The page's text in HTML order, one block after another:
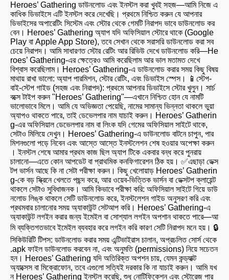
Heroes’ Gathering ডাউনলোড এবং ইনস্টল করা খুবই সহজ—আমি নিজে এ
কাধিক ডিভাইসে এটি ইনস্টল করে দেখেছি। প্রথমে নিশ্চিত করুন যে আপনার
ডিভাইসের অপারেটিং সিস্টেম এবং স্টোর থেকে গেমটি নিরাপদ ভাবে ডাউনলোড কর
বেন। Heroes’ Gathering অ্যাপ যদি অফিসিয়াল স্টোরে থাকে (Google
Play বা Apple App Store), তবে সেখান থেকে সরাসরি ডাউনলোড করা সব
চেয়ে নিরাপদ। আমি সাধারণত স্টোর রেটিং আর রিভিউ দেখে ডাউনলোড করি—He
roes’ Gathering-এর ক্ষেত্রেও আমি করেছিলাম আর ভাল মতামত দেখে
বিশ্বাস করেছিলাম। Heroes’ Gathering-এ ডাউনলোড করার সময় কিছু বিষয়
মাথায় রাখা ভালো: অ্যাপ পারমিশন, স্টোর রেটিং, এবং ডিভাইস স্পেস। 📱স্টেপ-
বাই-স্টেপ গাইড (সহজ এবং নিরাপদ): প্রথমে আপনার ডিভাইসে স্টোর খুলুন। সার্চ
বক্সে টাইপ করুন "Heroes’ Gathering"—এখানে নিশ্চিত হোন যে নামটি
ভালোভাবে মিলে। আমি যে অভিজ্ঞতা পেয়েছি, নামের সামান্য ভিন্নতা থাকলে ভুয়া
অ্যাপও থাকতে পারে, তাই ডেভেলপার নাম যাচাই করুন। Heroes’ Gatherin
g-এর অফিসিয়াল ডেভেলপার নাম বা লিংক যদি গেমের অফিসিয়াল সাইটে থাকে,
সেটাও মিলিয়ে দেখুন। Heroes’ Gathering-এ ডাউনলোড বাটনে চাপুন, পার
মিশনগুলো পড়ে নিবেন এবং আস্তে আস্তে ইনস্টলেশন শেষ হওয়ার অপেক্ষা করুন
। ইনস্টল শেষে আমার প্রথম কাজ ছিল অ্যাপ টিকে একবার বন্ধ করে পুনরায়
চালানো—এতে কোন আপডেট বা প্রাথমিক কনফিগারেশন ঠিক হয়। ✅এছাড়া ডেক্স
টপ ভার্সন আছে কি না সেটা পরীক্ষা করুন। কিছু খেলোয়াড় Heroes’ Gatherin
g-কে বড় স্ক্রিনে খেলতে পছন্দ করে, আর ওয়েব-ভিত্তিক ভার্সন বা ডেক্সটপ ক্লায়েন্ট
থাকলে সেটাও সুবিধাজনক। আমি কিভাবে পরীক্ষা করি: অফিসিয়াল সাইটে গিয়ে ডাউ
নলোড লিঙ্ক থাকলে সেটি ডাউনলোড করে, ইনস্টলেশন গাইড অনুসরণ করি এবং
প্রথমবার চালানোর সময় অ্যাকাউন্ট সেটআপ করি। Heroes’ Gathering-এ
অ্যাকাউন্ট লগইন করার জন্য ইমেইল বা সোশ্যাল লগইন অপশান থাকতে পারে—আ
মি ব্যক্তিগতভাবে ইমেইল ব্যবহার করে লগইন করি কারণ সেটি নিরাপদ মনে হয়। 🔒
সিকিউরিটি টিপস: ডাউনলোড করার সময় এন্টিভাইরাস চালান, অপ্রচলিত সোর্স থেকে
.apk ফাইল ডাউনলোড করবেন না, এবং অনুমতি (permissions) নিয়ে সচেতন
হন। Heroes’ Gathering যদি অতিরিক্ত অপশন চায়, যেমন কন্ড্যাক্ট
অ্যাক্সেস বা মিক্রোফোন, তবে এগুলো সত্যিই দরকার কি না যাচাই করুন। আমি যখ
ন Heroes’ Gathering ইনস্টল করেছি, শুধু নোটিফিকেশন এবং স্টোরেজ পার